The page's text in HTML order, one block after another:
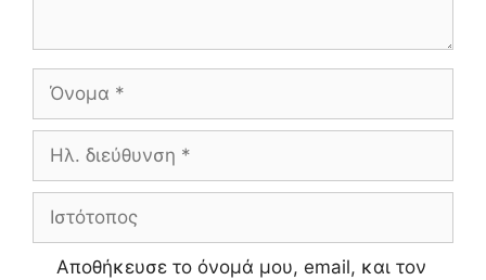
Όνομα
Ηλ.
Ιστότοπος
Αποθήκευσε το όνομά μου, email, και τον